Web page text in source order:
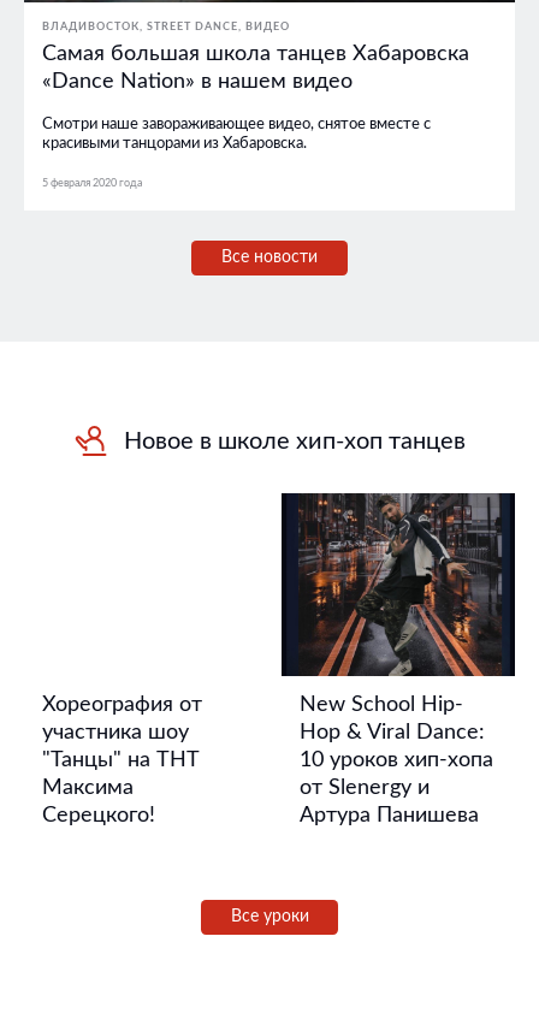
ВЛАДИВОСТОК STREET DANCE ВИДЕО
Самая большая школа танцев Хабаровска
«Dance Nation» в нашем видео
Смотри наше завораживающее видео, снятое вместе с
красивыми танцорами из Хабаровска.
5 февраля 2020 года
Все новости
Новое в школе хип-хоп танцев
Хореография от
участника шоу
"Танцы" на ТНТ
Максима
Серецкого!
New School Hip-
Hop & Viral Dance:
10 уроков хип-хопа
от Slenergy и
Артура Панишева
Все уроки